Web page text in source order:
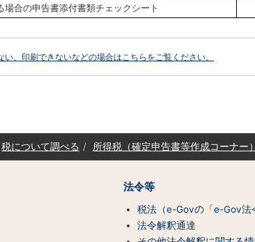
場合の申告書添付書類チェックシート
い、印刷できないなどの場合はこちらをご覧ください。
税について調べる 所得税（確定申告書等作成コーナー）
法令等
税法（e-Govの「e-Gov法
法令解釈通達